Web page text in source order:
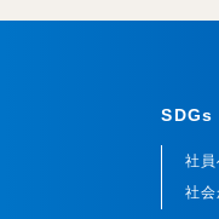
SDGs
社
社